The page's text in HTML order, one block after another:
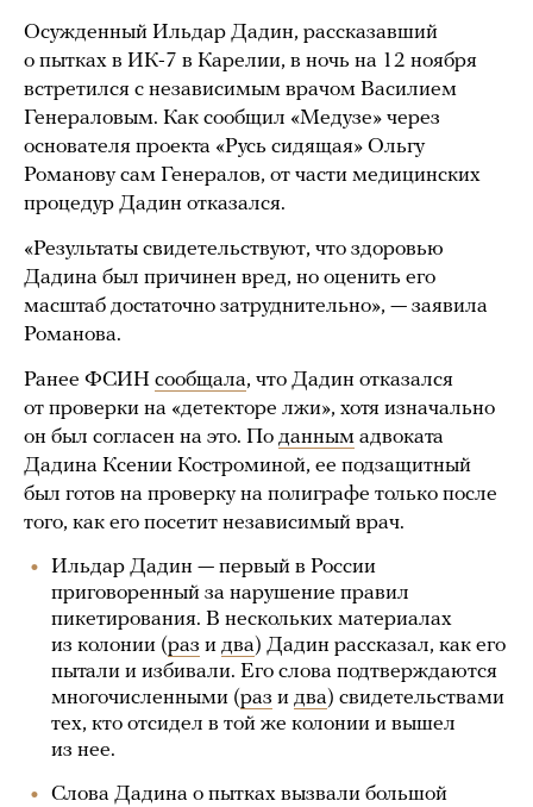
Осужденный Ильдар Дадин, рассказавший
о пытках в ИК-7 в Карелии, в ночь на 12 ноября
встретился с независимым врачом Василием
Генераловым. Как сообщил «Медузе» через
основателя проекта «Русь сидящая» Ольгу
Романову сам Генералов, от части медицинских
процедур Дадин отказался.
«Результаты свидетельствуют, что здоровью
Дадина был причинен вред, но оценить его
масштаб достаточно затруднительно», — заявила
Романова.
Ранее ФСИН сообщала, что Дадин отказался
от проверки на «детекторе лжи», хотя изначально
он был согласен на это. По данным адвоката
Дадина Ксении Костроминой, ее подзащитный
был готов на проверку на полиграфе только после
того, как его посетит независимый врач.
Ильдар Дадин — первый в России
приговоренный за нарушение правил
пикетирования. В нескольких материалах
из колонии (раз и два) Дадин рассказал, как его
пытали и избивали. Его слова подтверждаются
многочисленными (раз и два) свидетельствами
тех, кто отсидел в той же колонии и вышел
из нее.
Слова Дадина о пытках вызвали большой